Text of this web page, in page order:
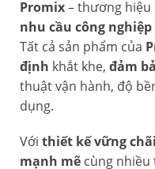
Promix– thương hiệu
nhu cầu công nghiệp
Tất cả sản phẩm của
định khắt khe, đảm
thuật vận hành, độ
dụng.
Với thiết kế vững
mạnh mẽ cùng nhiều